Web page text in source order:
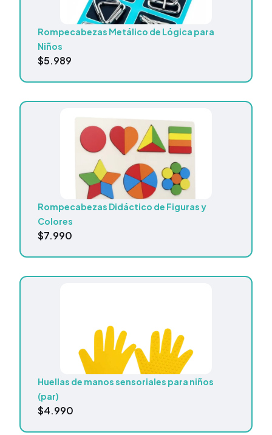
Rompecabezas Metálico de Lógica para
Niños
$5.989
Rompecabezas Didáctico de Figuras y
Colores
$7.990
Huellas de manos sensoriales para niños
(par)
$4.990